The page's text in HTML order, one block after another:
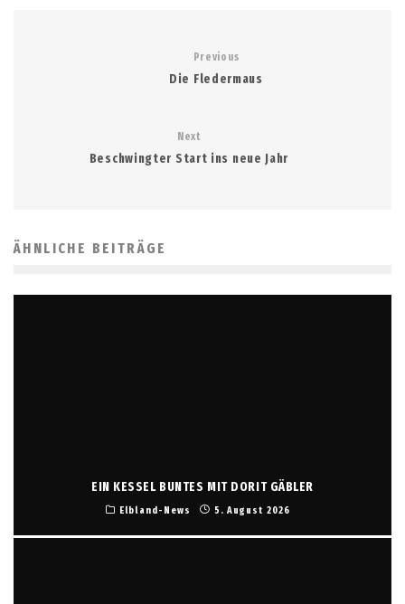
Previous
Die Fledermaus
Next
Beschwingter Start ins neue Jahr
ÄHNLICHE BEITRÄGE
EIN KESSEL BUNTES MIT DORIT GÄBLER
Elbland-News 5. August 2026